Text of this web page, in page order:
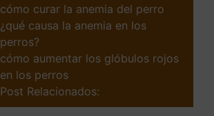
cómo curar la anemia del perro
¿qué causa la anemia en los
perros?
cómo aumentar los glóbulos rojos
en los perros
Post Relacionados: